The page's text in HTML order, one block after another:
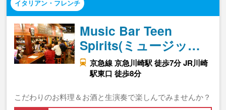
イタリアン・フレンチ
Music Bar Teen
Spirits(ミュージッ…
京急線 京急川崎駅 徒歩7分 JR川崎
駅東口 徒歩8分
こだわりのお料理＆お酒と生演奏で楽しんでみませんか？